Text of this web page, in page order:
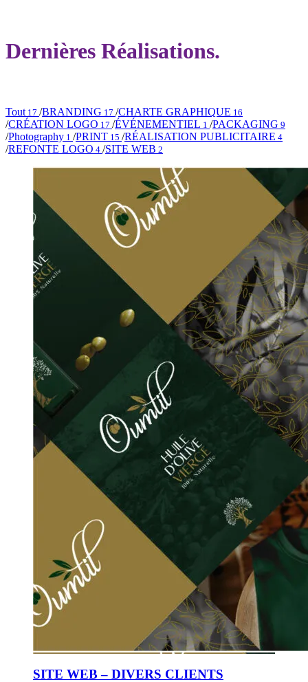
Dernières Réalisations.
Tout17 /BRANDING 17 /CHARTE GRAPHIQUE 16
/CRÉATION LOGO 17 /ÉVÉNEMENTIEL 1 /PACKAGING 9
/Photography 1 /PRINT 15 /RÉALISATION PUBLICITAIRE 4
/REFONTE LOGO 4 /SITE WEB 2
SITE WEB – DIVERS CLIENTS